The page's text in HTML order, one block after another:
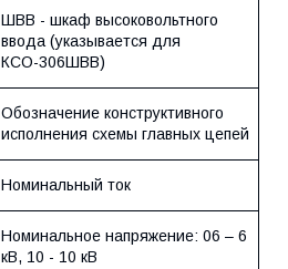
ШВВ - шкаф высоковольтного
ввода (указывается для
КСО-306ШВВ)
Обозначение конструктивного
исполнения схемы главных цепей
Номинальный ток
Номинальное напряжение: 06 – 6
кВ, 10 - 10 кВ